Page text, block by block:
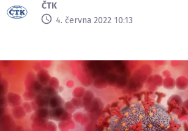
ČTK
4. června 2022 10:13